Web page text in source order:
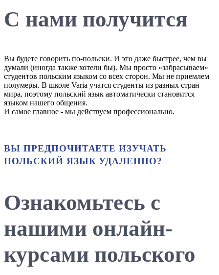
С нами получится
Вы будете говорить по-польски. И это даже быстрее, чем вы
думали (иногда также хотели бы). Мы просто «забрасываем»
студентов польским языком со всех сторон. Мы не приемлем
полумеры. В школе Varia учатся студенты из разных стран
мира, поэтому польский язык автоматически становится
языком нашего общения.
И самое главное - мы действуем профессионально.
ВЫ ПРЕДПОЧИТАЕТЕ ИЗУЧАТЬ
ПОЛЬСКИЙ ЯЗЫК УДАЛЕННО?
Ознакомьтесь с
нашими онлайн-
курсами польского